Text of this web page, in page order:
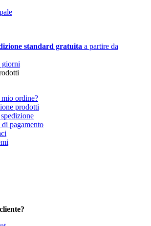
standard gratuita a partire da
giorni
ordine?
prodotti
pagamento